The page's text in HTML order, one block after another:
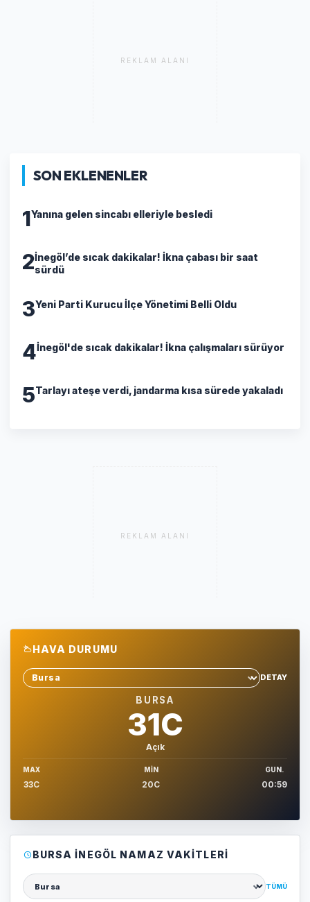
REKLAM ALANI
SON EKLENENLER
1Yanına gelen sincabı elleriyle besledi
2İnegöl’de sıcak dakikalar! İkna çabası bir saat
sürdü
3Yeni Parti Kurucu İlçe Yönetimi Belli Oldu
4İnegöl'de sıcak dakikalar! İkna çalışmaları sürüyor
5Tarlayı ateşe verdi, jandarma kısa sürede yakaladı
REKLAM ALANI
HAVA DURUMU
Sehir sec
DETAY
BURSA
31C
Açık
MAX
33C
MIN
20C
GUN.
00:59
BURSA İNEGÖL NAMAZ VAKITLERI
Şehir seçin
TÜMÜ